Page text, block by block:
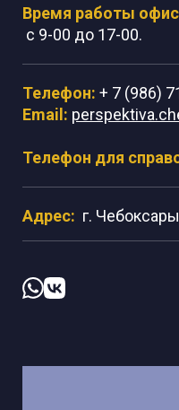
Время работы
с 9-00 до 17-00.
Телефон: + 7 (986)
Email:
Телефон для
Адрес: г. Чебоксары